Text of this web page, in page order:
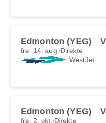
Edmonton (YEG)
fre. 14. aug. Direkte
WestJet
Edmonton (YEG)
fre. 2. okt. Direkte